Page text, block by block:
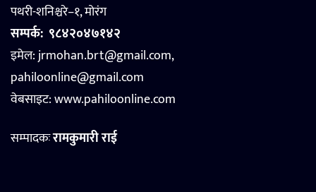
पथरी-शनिश्चरे–१, मोरंग
सम्पर्क: ९८४२०४७१४२
इमेल: jrmohan.brt@gmail.com,
pahiloonline@gmail.com
वेबसाइट:www.pahiloonline.com
सम्पादकःरामकुमारी राई